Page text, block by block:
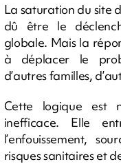
La saturation du site
dû être le
globale. Mais la
à déplacer le
d’autres familles,
Cette logique est
inefficace. Elle
l’enfouissement,
risques sanitaires et